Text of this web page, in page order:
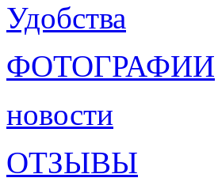
Удобства
ФОТОГРАФИИ
новости
ОТЗЫВЫ